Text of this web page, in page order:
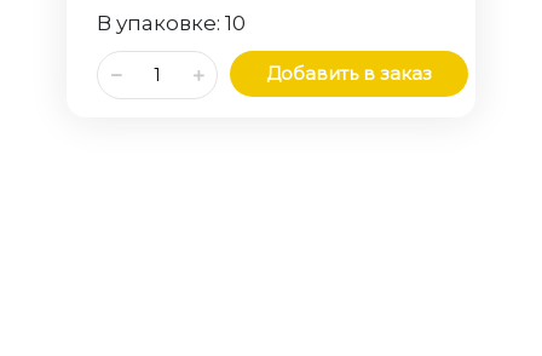
В упаковке:10
Добавить в заказ